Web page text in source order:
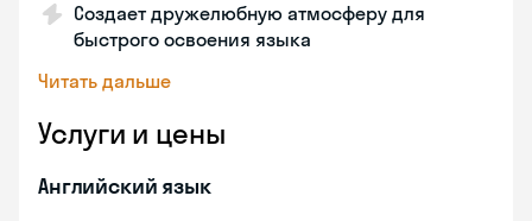
Создает дружелюбную атмосферу для
быстрого освоения языка
Читать дальше
Услуги и цены
Английский язык